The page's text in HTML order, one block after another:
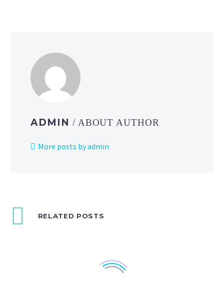
ADMIN / ABOUT AUTHOR
More posts by admin
RELATED POSTS